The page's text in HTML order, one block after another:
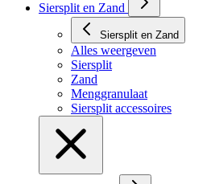
Siersplit en Zand
Siersplit en Zand
Alles weergeven
Siersplit
Zand
Menggranulaat
Siersplit accessoires